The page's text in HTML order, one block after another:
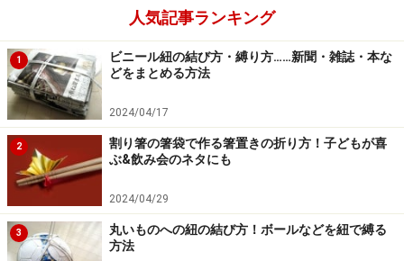
人気記事ランキング
1
ビニール紐の結び方・縛り方……新聞・雑誌・本な
どをまとめる方法
2024/04/17
2
割り箸の箸袋で作る箸置きの折り方！子どもが喜
ぶ&飲み会のネタにも
2024/04/29
3
丸いものへの紐の結び方！ボールなどを紐で縛る
方法